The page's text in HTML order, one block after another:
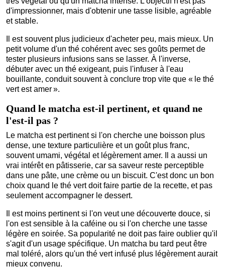
d'impressionner, mais d'obtenir une tasse lisible, agréable
et stable.
Il est souvent plus judicieux d'acheter peu, mais mieux. Un
petit volume d'un thé cohérent avec ses goûts permet de
tester plusieurs infusions sans se lasser. À l'inverse,
débuter avec un thé exigeant, puis l'infuser à l'eau
bouillante, conduit souvent à conclure trop vite que « le thé
vert est amer ».
Quand le matcha est-il pertinent, et quand ne
l'est-il pas ?
Le matcha est pertinent si l'on cherche une boisson plus
dense, une texture particulière et un goût plus franc,
souvent umami, végétal et légèrement amer. Il a aussi un
vrai intérêt en pâtisserie, car sa saveur reste perceptible
dans une pâte, une crème ou un biscuit. C'est donc un bon
choix quand le thé vert doit faire partie de la recette, et pas
seulement accompagner le dessert.
Il est moins pertinent si l'on veut une découverte douce, si
l'on est sensible à la caféine ou si l'on cherche une tasse
légère en soirée. Sa popularité ne doit pas faire oublier qu'il
s'agit d'un usage spécifique. Un matcha bu tard peut être
mal toléré, alors qu'un thé vert infusé plus légèrement aurait
mieux convenu.